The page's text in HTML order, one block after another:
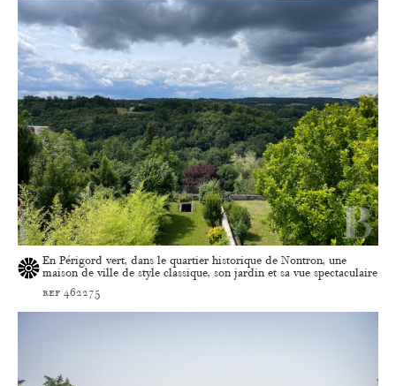
En Périgord vert, dans le quartier historique de Nontron, une
maison de ville de style classique, son jardin et sa vue spectaculaire
ref 462275